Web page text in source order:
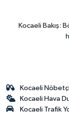
Kocaeli Bakış:
Kocaeli
Kocaeli Hava
Kocaeli Trafik